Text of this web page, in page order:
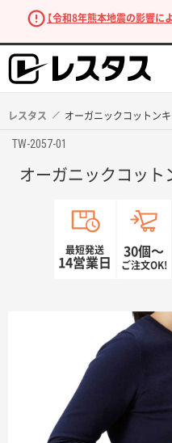
【令和8年熊本地震の影響に
レスタス オーガニックコットン
TW-2057-01
オーガニックコット
最短発送
14営業日
30個〜
ご注文OK!